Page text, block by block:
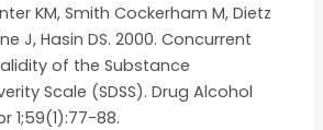
KM, Smith Cockerham M, Dietz
J, Hasin DS. 2000. Concurrent
of the Substance
Scale (SDSS). Drug Alcohol
1;59(1):77-88.